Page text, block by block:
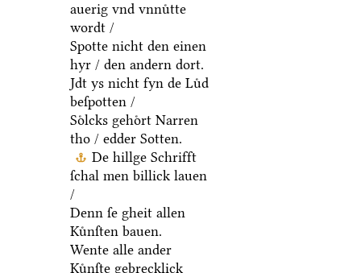
auerig vnd vnnuͤtte
wordt /
Spotte nicht den einen
hyr / den andern dort.
Jdt ys nicht fyn de Luͤd
beſpotten /
Soͤlcks gehoͤrt Narren
tho / edder Sotten.
De hillge Schrifft
ſchal men billick lauen
/
Denn ſe gheit allen
Kuͤnſten bauen.
Wente alle ander
Kuͤnſte gebrecklick